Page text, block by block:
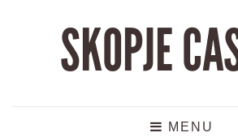
SKOPJE
MENU